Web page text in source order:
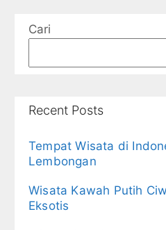
Cari
Recent Posts
Tempat Wisata di
Lembongan
Wisata Kawah Putih
Eksotis